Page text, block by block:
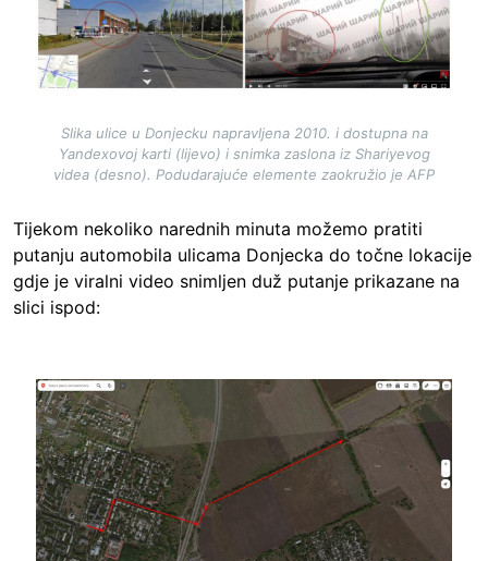
Slika ulice u Donjecku napravljena 2010. i dostupna na
Yandexovoj karti (lijevo) i snimka zaslona iz Shariyevog
videa (desno). Podudarajuće elemente zaokružio je AFP
Tijekom nekoliko narednih minuta možemo pratiti
putanju automobila ulicama Donjecka do točne lokacije
gdje je viralni video snimljen duž putanje prikazane na
slici ispod:
Image